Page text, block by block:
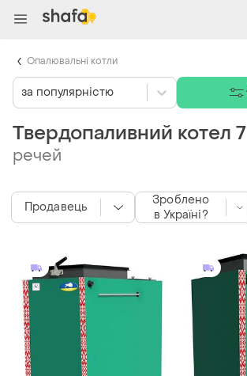
Твердопаливний котел
речей
Продавець
Зроблено
в Україні?
за популярністю
Опалювальні котли